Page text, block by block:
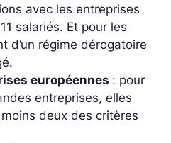
avec les entreprises
salariés. Et pour les
d’un régime dérogatoire
européennes : pour
entreprises, elles
deux des critères